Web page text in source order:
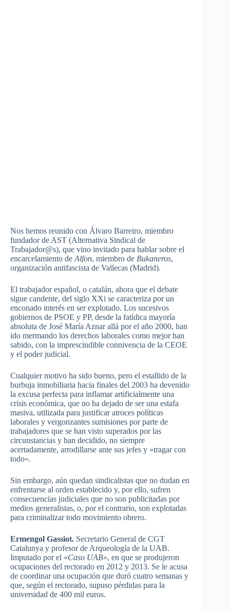
Nos hemos reunido con Álvaro Barreiro, miembro
fundadorde AST (Alternativa Sindical de
Trabajador@s), que vino invitado para hablar sobre el
encarcelamiento de Alfon, miembro de Bukaneros,
organización antifascista de Vallecas (Madrid).
El trabajador español, o catalán, ahora que el debate
sigue candente, del siglo XXi se caracteriza porun
enconado interés en ser explotado. Los sucesivos
gobiernos de PSOE y PP, desde la fatídica mayoría
absoluta de José María Aznar allá porel año 2000, han
ido mermando los derechos laborales como mejor han
sabido, con la imprescindible connivencia de la CEOE
y el poderjudicial.
Cualquier motivo ha sido bueno, pero el estallido de la
burbuja inmobiliaria hacia finales del 2003 ha devenido
la excusa perfecta para inflamar artificialmente una
crisis económica, que no ha dejado de ser una estafa
masiva, utilizada para justificar atroces políticas
laborales y vergonzantes sumisiones por parte de
trabajadores que se han visto superados por las
circunstancias y han decidido, no siempre
acertadamente, arrodillarse ante sus jefes y «tragarcon
todo«.
Sin embargo, aún quedan sindicalistas que no dudan en
enfrentarse al orden establecido y, por ello, sufren
consecuencias judiciales que no son publicitadas por
medios generalistas, o, porel contrario, son explotadas
para criminalizar todo movimiento obrero.
Ermengol Gassiot. Secretario General de CGT
Catalunya y profesorde Arqueología de la UAB.
Imputado porel «Caso UAB«, en que se produjeron
ocupaciones del rectorado en 2012 y 2013. Se le acusa
de coordinar una ocupación que duró cuatro semanas y
que, según el rectorado, supuso pérdidas para la
universidad de 400 mil euros.